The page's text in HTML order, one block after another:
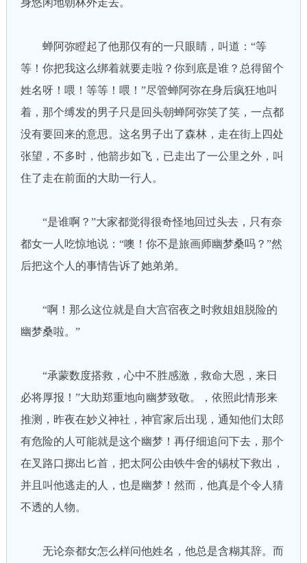
身悠闲地朝林外走去。
蝉阿弥瞪起了他那仅有的一只眼睛，叫道：“等
等！你把我这么绑着就要走啦？你到底是谁？总得留个
姓名呀！喂！等等！喂！”尽管蝉阿弥在身后疯狂地叫
着，那个缚发的男子只是回头朝蝉阿弥笑了笑，一点都
没有要回来的意思。这名男子出了森林，走在街上四处
张望，不多时，他箭步如飞，已走出了一公里之外，叫
住了走在前面的大助一行人。
“是谁啊？”大家都觉得很奇怪地回过头去，只有奈
都女一人吃惊地说：“噢！你不是旅画师幽梦桑吗？”然
后把这个人的事情告诉了她弟弟。
“啊！那么这位就是自大宫宿夜之时救姐姐脱险的
幽梦桑啦。”
“承蒙数度搭救，心中不胜感激，救命大恩，来日
必将厚报！”大助郑重地向幽梦致敬。，依照此情形来
推测，昨夜在妙义神社，神官家后出现，通知他们太郎
有危险的人可能就是这个幽梦！再仔细追问下去，那个
在叉路口掷出匕首，把太阿公由铁牛舍的锡杖下救出，
并且叫他逃走的人，也是幽梦！然而，他真是个令人猜
不透的人物。
无论奈都女怎么样问他姓名，他总是含糊其辞。而